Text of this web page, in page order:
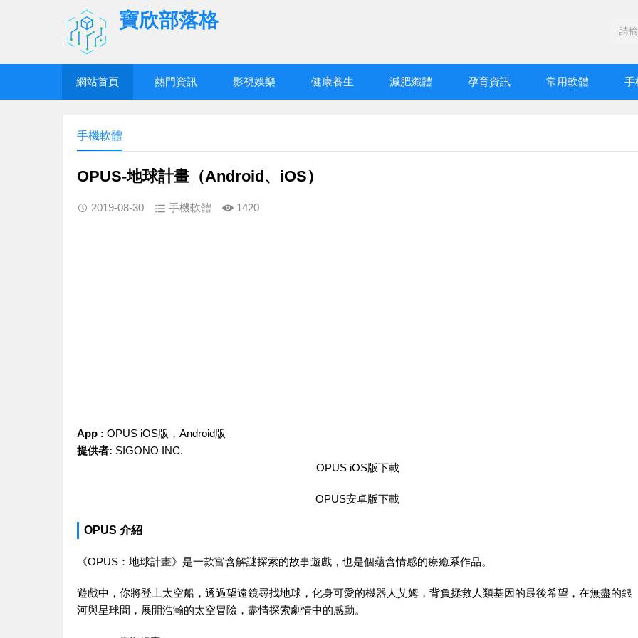
寶欣部落格
網站首頁 熱門資訊 影視娛樂 健康養生 減肥纖體 孕育資訊 常用軟體 手
手機軟體
‎OPUS-地球計畫（Android、iOS）
2019-08-30 手機軟體 1420
App : ‎OPUS iOS版，Android版
提供者: SIGONO INC.
‎OPUS iOS版下載
‎OPUS安卓版下載
‎OPUS 介紹
《OPUS：地球計畫》是一款富含解謎探索的故事遊戲，也是個蘊含情感的療癒系作品。
遊戲中，你將登上太空船，透過望遠鏡尋找地球，化身可愛的機器人艾姆，背負拯救人類基因的最後希望，在無盡的銀
河與星球間，展開浩瀚的太空冒險，盡情探索劇情中的感動。